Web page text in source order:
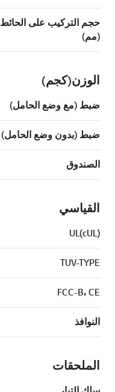
حجم التركيب على الحائط
(مم)
الوزن(كجم)
ضبط (مع وضع الحامل)
ضبط (بدون وضع الحامل)
الصندوق
القياسي
UL(cUL)
TUV-TYPE
FCC-B، CE
النوافذ
الملحقات